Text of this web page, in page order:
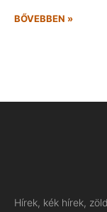
BŐVEBBEN »
Hírek, kék hírek,